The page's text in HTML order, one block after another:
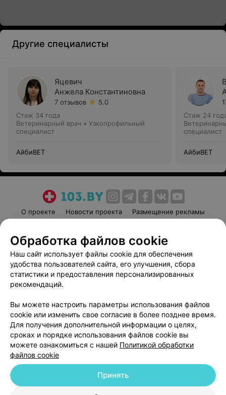
Другие специалисты
Яцевич
Анжела Константиновна
7 отзывов
5.0
Стаж 34 года
Ветеринарный врач • Узкопрофильный
специалист
АйбиВЕТ
Стаж 24
специалист
АйбиВЕТ
О проекте Новости проекта
Размещение рекламы
Пользовательское соглашение
Способы оплаты
Вакансии
Партнеры
Написать руководителю 103.by
Обработка персональных данных
© 2026 ООО «Артокс Лаб», УНП 191700409
| 220012, Республика Беларусь,
Обработка файлов cookie
Наш сайт использует файлы cookie для обеспечения
удобства пользователей сайта, его улучшения, сбора
статистики и предоставления персонализированных
рекомендаций.
Вы можете настроить параметры использования файлов
cookie или изменить свое согласие в более позднее время.
Для получения дополнительной информации о целях,
сроках и порядке использования файлов cookie вы
можете ознакомиться с нашей Политикой обработки
файлов cookie
Принять